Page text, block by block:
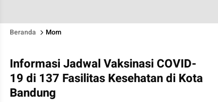
Beranda Mom
Informasi Jadwal Vaksinasi COVID-
19 di 137 Fasilitas Kesehatan di Kota
Bandung